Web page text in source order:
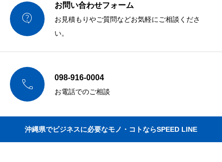

お問い合わせフォーム
お見積もりやご質問などお気軽にご相談くださ
い。
 098-916-0004
お電話でのご相談
沖縄県でビジネスに必要なモノ・コトならSPEED LINE